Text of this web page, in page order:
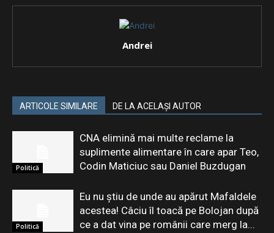
Andrei
ARTICOLE SIMILARE DE LA ACELAȘI AUTOR
Politică
CNA elimină mai multe reclame la
suplimente alimentare în care apar Teo,
Codin Maticiuc sau Daniel Buzdugan
Politică
Eu nu știu de unde au apărut Mafaldele
acestea! Câciu îl toacă pe Bolojan după
ce a dat vina pe românii care merg la...